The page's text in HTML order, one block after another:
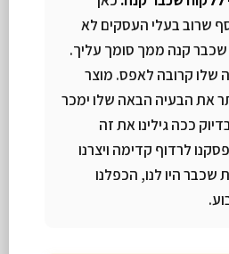
שרוב בעלי העסקים לא
שכבר קנה ממך סומך עליך.
שלו קרובה לאפס. מוצר
את הבעיה הבאה שלו ימכר
ככה גילינו את זה
לרדוף קדימה ויצרנו
שכבר היו לנו, הכפלנו